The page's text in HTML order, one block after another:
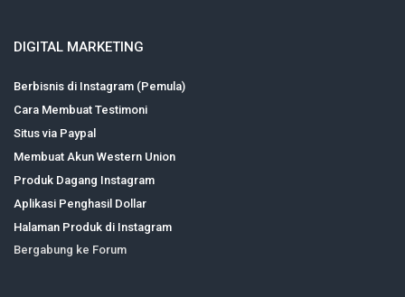
DIGITAL MARKETING
Berbisnis di Instagram (Pemula)
Cara Membuat Testimoni
Situs via Paypal
Membuat Akun Western Union
Produk Dagang Instagram
Aplikasi Penghasil Dollar
Halaman Produk di Instagram
Bergabung ke Forum